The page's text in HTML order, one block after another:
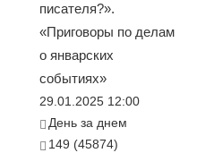
писателя?».
«Приговоры по делам
о январских
событиях»
29.01.2025 12:00
День за днем
149 (45874)